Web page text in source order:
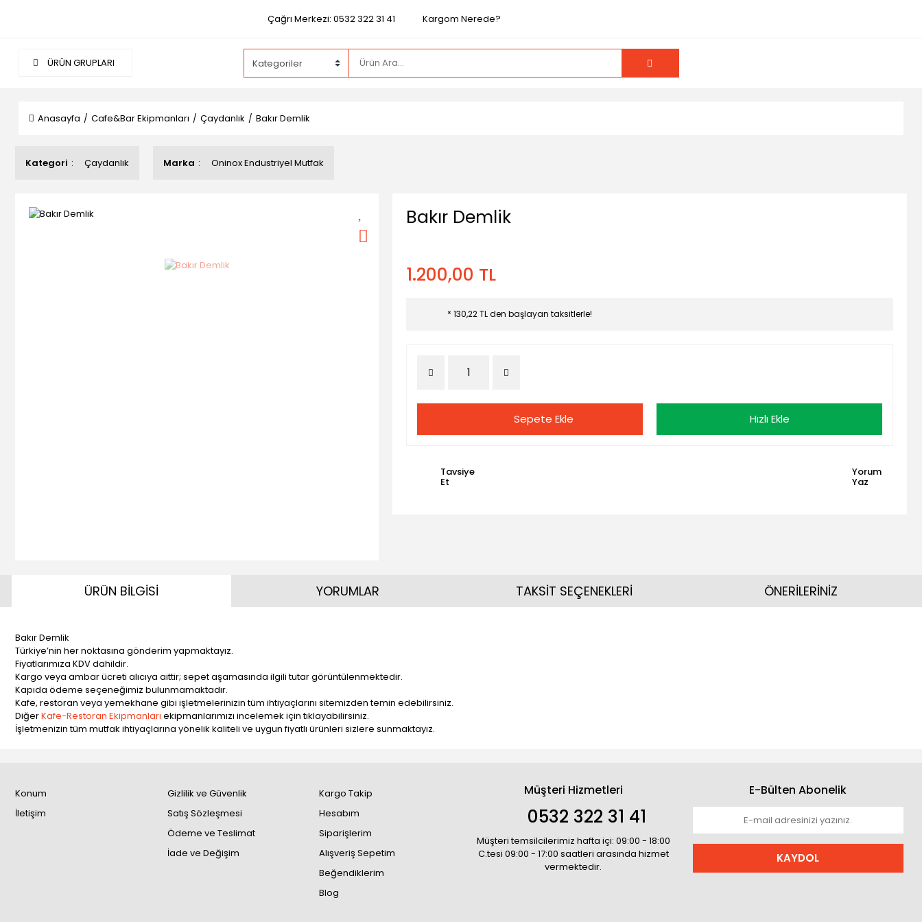
Çağrı Merkezi: 0532 322 31 41 Kargom Nerede?
ÜRÜN GRUPLARI
Anasayfa Cafe&Bar Ekipmanları Çaydanlık Bakır Demlik
Kategori Çaydanlık Marka Oninox Endustriyel Mutfak
Bakır Demlik
1.200,00 TL
* 130,22 TL den başlayan taksitlerle!
Sepete Ekle Hızlı Ekle
Tavsiye
Et
Yorum
Yaz
ÜRÜN BİLGİSİ
Bakır Demlik
Türkiye’nin her noktasına gönderim yapmaktayız.
Fiyatlarımıza KDV dahildir.
Kargo veya ambar ücreti alıcıya aittir; sepet aşamasında ilgili tutar görüntülenmektedir.
Kapıda ödeme seçeneğimiz bulunmamaktadır.
Kafe, restoran veya yemekhane gibi işletmelerinizin tüm ihtiyaçlarını sitemizden temin edebilirsiniz.
DiğerKafe-Restoran Ekipmanları ekipmanlarımızı incelemek için tıklayabilirsiniz.
İşletmenizin tüm mutfak ihtiyaçlarına yönelik kaliteli ve uygun fiyatlı ürünleri sizlere sunmaktayız.
YORUMLAR TAKSİT SEÇENEKLERİ ÖNERİLERİNİZ
Konum
İletişim
Gizlilik ve Güvenlik
Satış Sözleşmesi
Ödeme ve Teslimat
İade ve Değişim
Kargo Takip
Hesabım
Siparişlerim
Alışveriş Sepetim
Beğendiklerim
Blog
Müşteri Hizmetleri
0532 322 31 41
Müşteri temsilcilerimiz hafta içi: 09:00 - 18:00
C.tesi 09:00 - 17:00 saatleri arasında hizmet
vermektedir.
E-Bülten Abonelik
KAYDOL